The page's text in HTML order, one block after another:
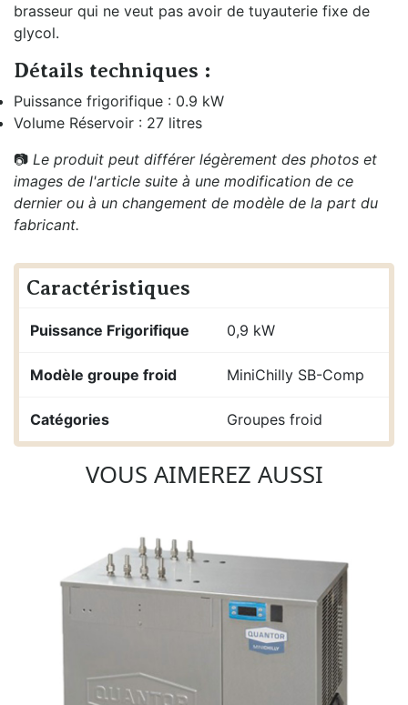
brasseur qui ne veut pas avoir de tuyauterie fixe de
glycol.
Détails techniques :
Puissance frigorifique : 0.9 kW
Volume Réservoir : 27 litres
📷 Le produit peut différer légèrement des photos et
images de l'article suite à une modification de ce
dernier ou à un changement de modèle de la part du
fabricant.
Caractéristiques
Puissance Frigorifique 0,9 kW
Modèle groupe froid MiniChilly SB-Comp
Catégories Groupes froid
VOUS AIMEREZ AUSSI